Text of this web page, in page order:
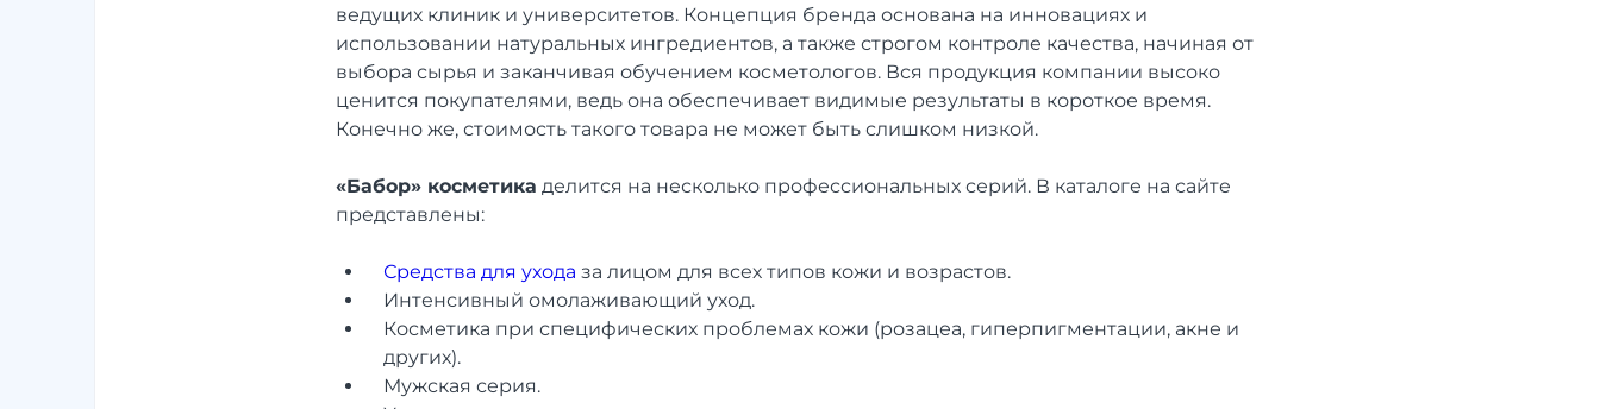
ведущих клиник и университетов. Концепция бренда основана на инновациях и
использовании натуральных ингредиентов, а также строгом контроле качества, начиная от
выбора сырья и заканчивая обучением косметологов. Вся продукция компании высоко
ценится покупателями, ведь она обеспечивает видимые результаты в короткое время.
Конечно же, стоимость такого товара не может быть слишком низкой.
«Бабор» косметика делится на несколько профессиональных серий. В каталоге на сайте
представлены:
Средства для ухода за лицом для всех типов кожи и возрастов.
Интенсивный омолаживающий уход.
Косметика при специфических проблемах кожи (розацеа, гиперпигментации, акне и
других).
Мужская серия.